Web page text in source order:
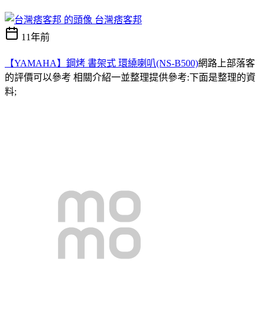
台灣痞客邦
11年前
【YAMAHA】鋼烤 書架式 環繞喇叭(NS-B500)網路上部落客
的評價可以參考 相關介紹一並整理提供參考:下面是整理的資
料;